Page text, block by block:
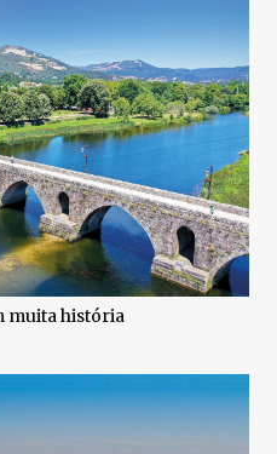
muita história